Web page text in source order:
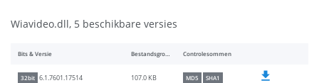
Wiavideo.dll, 5 beschikbare versies
Bits & Versie Bestandsgrootte Controlesommen
32bit 6.1.7601.17514 107.0 KB MD5 SHA1